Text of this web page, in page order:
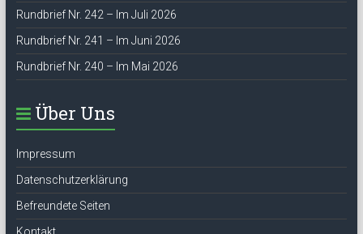
Rundbrief Nr. 242 – Im Juli 2026
Rundbrief Nr. 241 – Im Juni 2026
Rundbrief Nr. 240 – Im Mai 2026
Über Uns
Impressum
Datenschutzerklärung
Befreundete Seiten